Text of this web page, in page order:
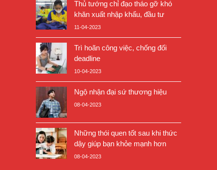
Thủ tướng chỉ đạo tháo gỡ khó
khăn xuất nhập khẩu, đầu tư
11-04-2023
Trì hoãn công việc, chống đối
deadline
10-04-2023
Ngộ nhận đại sứ thương hiệu
08-04-2023
Những thói quen tốt sau khi thức
dậy giúp bạn khỏe mạnh hơn
08-04-2023